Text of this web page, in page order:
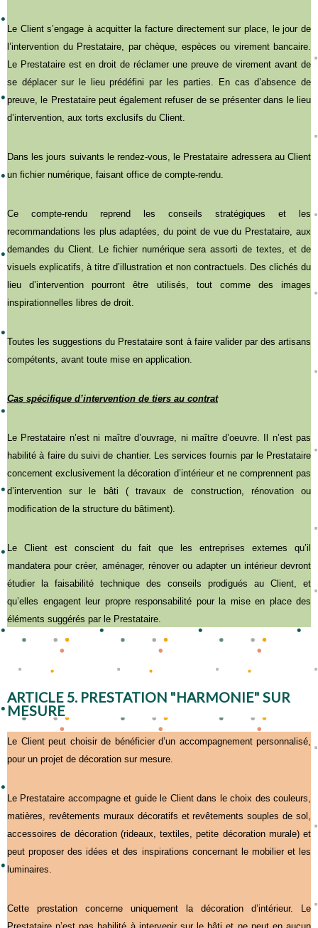
Le Client s’engage à acquitter la facture directement sur place, le jour de
l’intervention du Prestataire, par chèque, espèces ou virement bancaire.
Le Prestataire est en droit de réclamer une preuve de virement avant de
se déplacer sur le lieu prédéfini par les parties. En cas d’absence de
preuve, le Prestataire peut également refuser de se présenter dans le lieu
d’intervention, aux torts exclusifs du Client.
Dans les jours suivants le rendez-vous, le Prestataire adressera au Client
un fichier numérique, faisant office de compte-rendu.
Ce compte-rendu reprend les conseils stratégiques et les
recommandations les plus adaptées, du point de vue du Prestataire, aux
demandes du Client. Le fichier numérique sera assorti de textes, et de
visuels explicatifs, à titre d’illustration et non contractuels. Des clichés du
lieu d’intervention pourront être utilisés, tout comme des images
inspirationnelles libres de droit.
Toutes les suggestions du Prestataire sont à faire valider par des artisans
compétents, avant toute mise en application.
Cas spécifique d’intervention de tiers au contrat
Le Prestataire n’est ni maître d’ouvrage, ni maître d’oeuvre. Il n’est pas
habilité à faire du suivi de chantier. Les services fournis par le Prestataire
concernent exclusivement la décoration d’intérieur et ne comprennent pas
d’intervention sur le bâti ( travaux de construction, rénovation ou
modification de la structure du bâtiment).
Le Client est conscient du fait que les entreprises externes qu’il
mandatera pour créer, aménager, rénover ou adapter un intérieur devront
étudier la faisabilité technique des conseils prodigués au Client, et
qu’elles engagent leur propre responsabilité pour la mise en place des
éléments suggérés par le Prestataire.
ARTICLE 5. PRESTATION "HARMONIE" SUR
MESURE
Le Client peut choisir de bénéficier d’un accompagnement personnalisé,
pour un projet de décoration sur mesure.
Le Prestataire accompagne et guide le Client dans le choix des couleurs,
matières, revêtements muraux décoratifs et revêtements souples de sol,
accessoires de décoration (rideaux, textiles, petite décoration murale) et
peut proposer des idées et des inspirations concernant le mobilier et les
luminaires.
Cette prestation concerne uniquement la décoration d’intérieur. Le